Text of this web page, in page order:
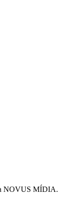
NOVUS MÍDIA.